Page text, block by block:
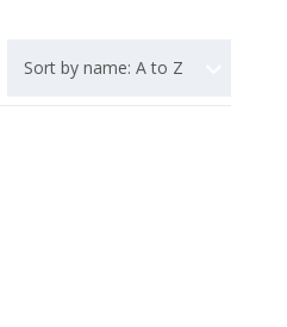
Sort by name: A to Z